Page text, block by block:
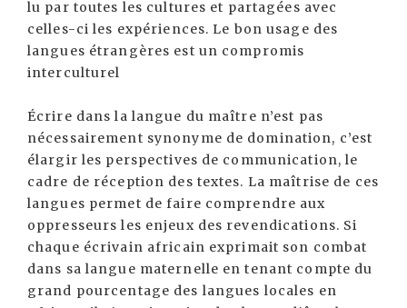
lu par toutes les cultures et partagées avec
celles-ci les expériences. Le bon usage des
langues étrangères est un compromis
interculturel
Écrire dans la langue du maître n’est pas
nécessairement synonyme de domination, c’est
élargir les perspectives de communication, le
cadre de réception des textes. La maîtrise de ces
langues permet de faire comprendre aux
oppresseurs les enjeux des revendications. Si
chaque écrivain africain exprimait son combat
dans sa langue maternelle en tenant compte du
grand pourcentage des langues locales en